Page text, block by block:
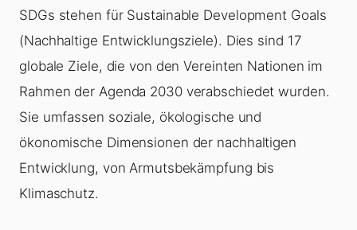
SDGs stehen für Sustainable Development Goals
(Nachhaltige Entwicklungsziele). Dies sind 17
globale Ziele, die von den Vereinten Nationen im
Rahmen der Agenda 2030 verabschiedet wurden.
Sie umfassen soziale, ökologische und
ökonomische Dimensionen der nachhaltigen
Entwicklung, von Armutsbekämpfung bis
Klimaschutz.